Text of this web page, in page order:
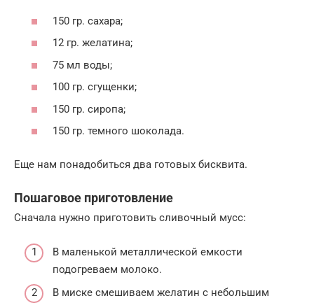
150 гр. сахара;
12 гр. желатина;
75 мл воды;
100 гр. сгущенки;
150 гр. сиропа;
150 гр. темного шоколада.
Еще нам понадобиться два готовых бисквита.
Пошаговое приготовление
Сначала нужно приготовить сливочный мусс:
В маленькой металлической емкости
подогреваем молоко.
В миске смешиваем желатин с небольшим